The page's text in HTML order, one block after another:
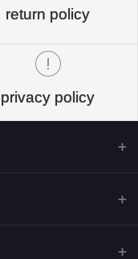
return policy
privacy policy